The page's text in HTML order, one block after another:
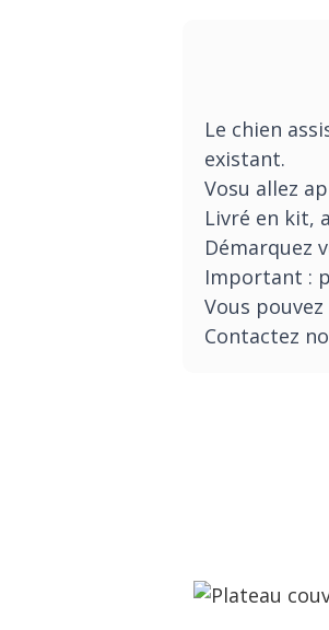
Le chien
existant.
Vosu allez
Livré en kit,
Démarquez
Important :
Vous
Contactez